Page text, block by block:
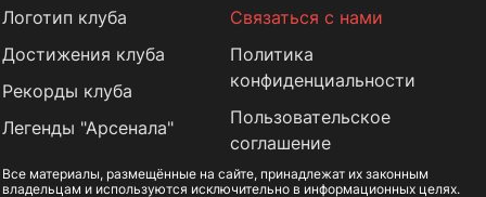
Логотип клуба
Достижения клуба
Рекорды клуба
Легенды "Арсенала"
Связаться с нами
Политика
конфиденциальности
Пользовательское
соглашение
Все материалы, размещённые на сайте, принадлежат их законным
владельцам и используются исключительно в информационных целях.